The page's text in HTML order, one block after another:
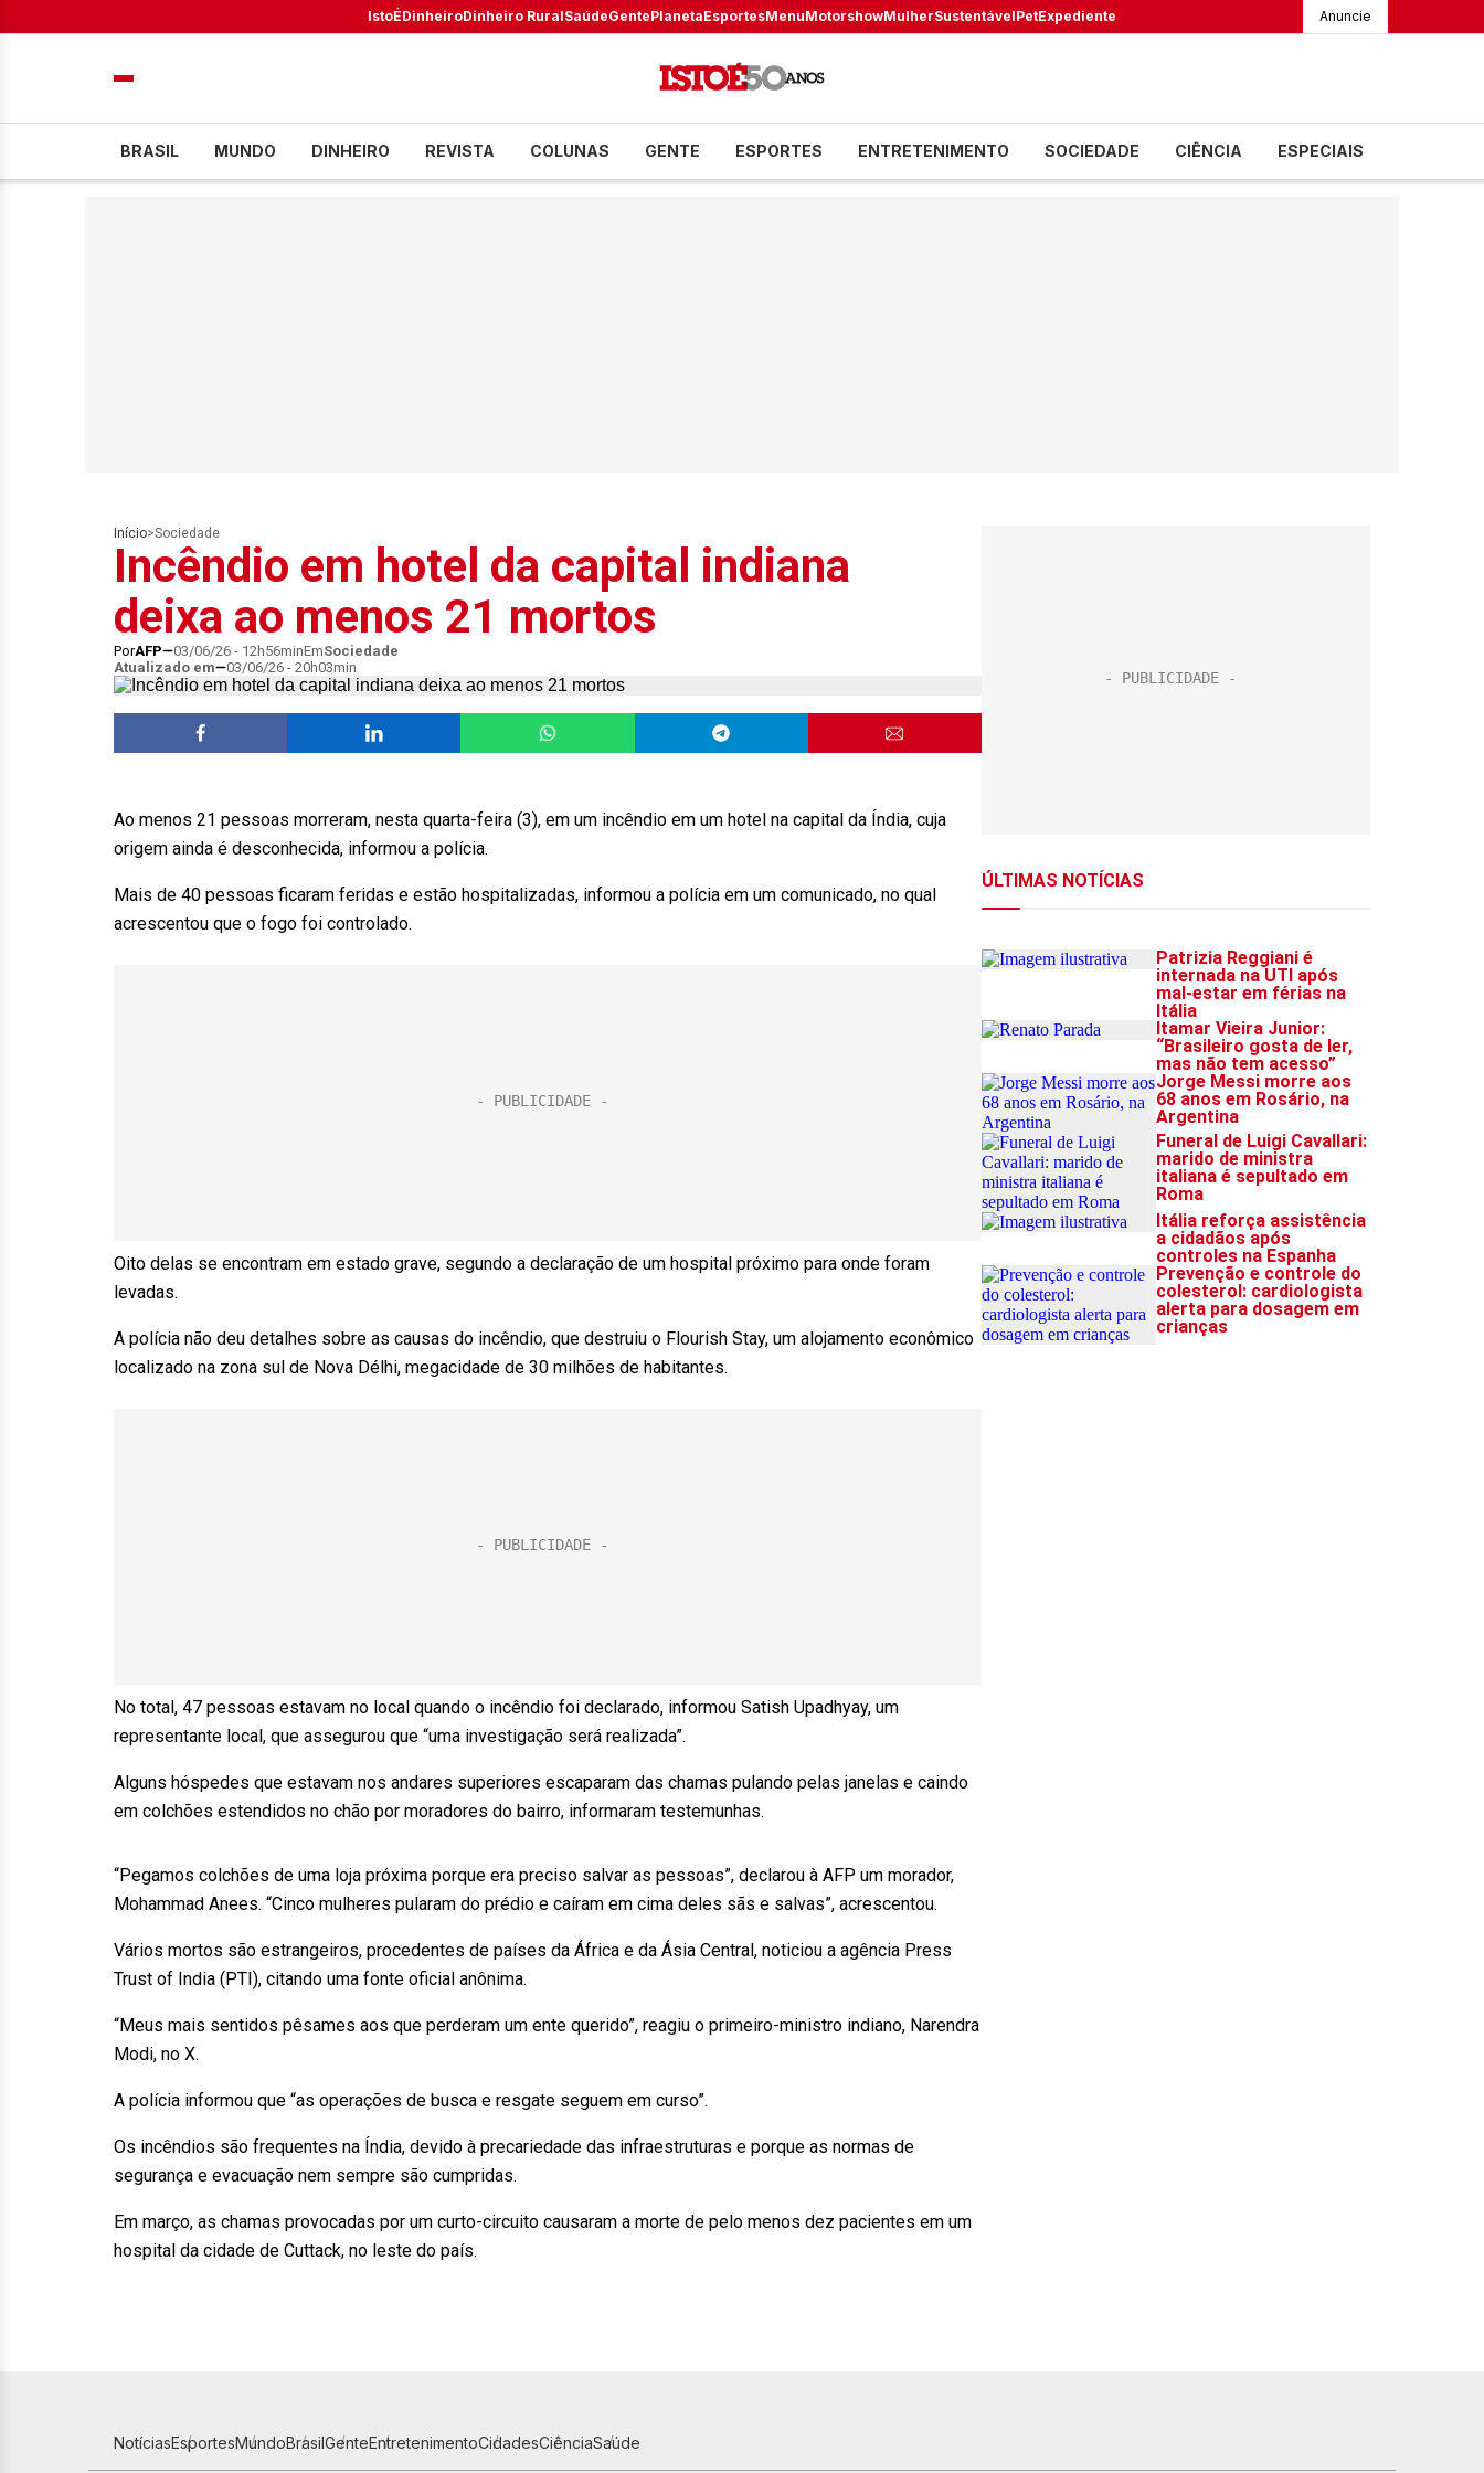
IstoÉDinheiroDinheiro RuralSaúdeGentePlanetaEsportesMenuMotorshowMulherSustentávelPetExpediente Anuncie
BRASIL MUNDO DINHEIRO REVISTA COLUNAS GENTE ESPORTES ENTRETENIMENTO SOCIEDADE CIÊNCIA ESPECIAIS
Início>Sociedade
Incêndio em hotel da capital indiana
deixa ao menos 21 mortos
PorAFP 03/06/26 - 12h56minEmSociedade
Atualizado em
03/06/26 - 20h03min
Ao menos 21 pessoas morreram, nesta quarta-feira (3), em um incêndio em um hotel na capital da Índia, cuja
origem ainda é desconhecida, informou a polícia.
Mais de 40 pessoas ficaram feridas e estão hospitalizadas, informou a polícia em um comunicado, no qual
acrescentou que o fogo foi controlado.
Oito delas se encontram em estado grave, segundo a declaração de um hospital próximo para onde foram
levadas.
A polícia não deu detalhes sobre as causas do incêndio, que destruiu o Flourish Stay, um alojamento econômico
localizado na zona sul de Nova Délhi, megacidade de 30 milhões de habitantes.
No total, 47 pessoas estavam no local quando o incêndio foi declarado, informou Satish Upadhyay, um
representante local, que assegurou que “uma investigação será realizada”.
Alguns hóspedes que estavam nos andares superiores escaparam das chamas pulando pelas janelas e caindo
em colchões estendidos no chão por moradores do bairro, informaram testemunhas.
“Pegamos colchões de uma loja próxima porque era preciso salvar as pessoas”, declarou à AFP um morador,
Mohammad Anees. “Cinco mulheres pularam do prédio e caíram em cima deles sãs e salvas”, acrescentou.
Vários mortos são estrangeiros, procedentes de países da África e da Ásia Central, noticiou a agência Press
Trust of India (PTI), citando uma fonte oficial anônima.
“Meus mais sentidos pêsames aos que perderam um ente querido”, reagiu o primeiro-ministro indiano, Narendra
Modi, no X.
A polícia informou que “as operações de busca e resgate seguem em curso”.
Os incêndios são frequentes na Índia, devido à precariedade das infraestruturas e porque as normas de
segurança e evacuação nem sempre são cumpridas.
Em março, as chamas provocadas por um curto-circuito causaram a morte de pelo menos dez pacientes em um
hospital da cidade de Cuttack, no leste do país.
NotíciasEsportesMundoBrasilGenteEntretenimentoCidadesCiênciaSaúde